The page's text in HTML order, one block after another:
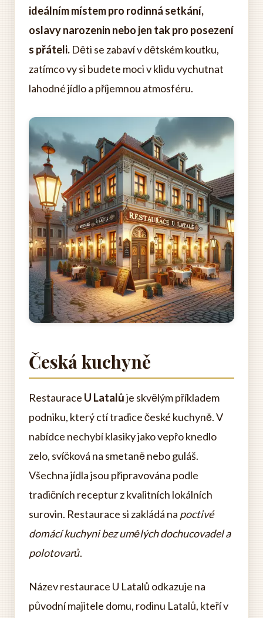
ideálním místem pro rodinná setkání,
oslavy narozenin nebo jen tak pro posezení
s přáteli. Děti se zabaví v dětském koutku,
zatímco vy si budete moci v klidu vychutnat
lahodné jídlo a příjemnou atmosféru.
Česká kuchyně
Restaurace U Latalůje skvělým příkladem
podniku, který ctí tradice české kuchyně. V
nabídce nechybí klasiky jako vepřo knedlo
zelo, svíčková na smetaně nebo guláš.
Všechna jídla jsou připravována podle
tradičních receptur z kvalitních lokálních
surovin. Restaurace si zakládá na poctivé
domácí kuchyni bez umělých dochucovadel a
polotovarů.
Název restaurace U Latalů odkazuje na
původní majitele domu, rodinu Latalů, kteří v